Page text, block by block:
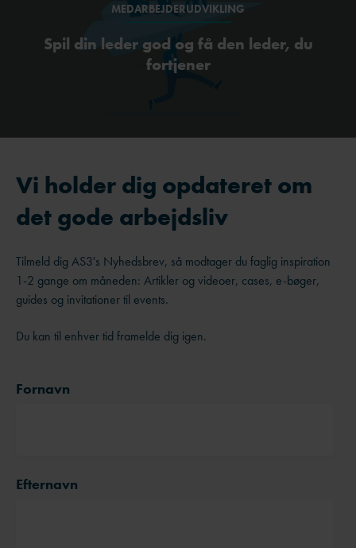
MEDARBEJDERUDVIKLING
Spil din leder god og få den leder, du
fortjener
Vi holder dig opdateret om
det gode arbejdsliv
Tilmeld dig AS3's Nyhedsbrev, så modtager du faglig inspiration
1-2 gange om måneden: Artikler og videoer, cases, e-bøger,
guides og invitationer til events.
Du kan til enhver tid framelde dig igen.
Fornavn
Efternavn